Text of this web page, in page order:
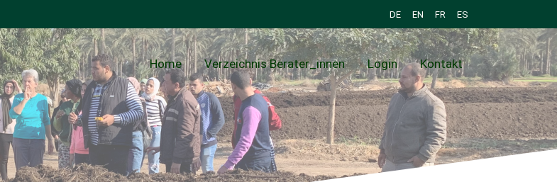
DE EN FR ES
Home Verzeichnis Berater_innen Login Kontakt